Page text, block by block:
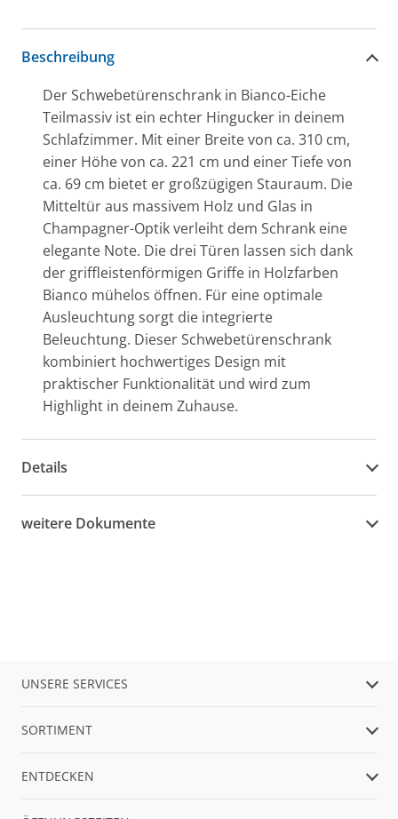
Beschreibung
Der Schwebetürenschrank in Bianco-Eiche
Teilmassiv ist ein echter Hingucker in deinem
Schlafzimmer. Mit einer Breite von ca. 310 cm,
einer Höhe von ca. 221 cm und einer Tiefe von
ca. 69 cm bietet er großzügigen Stauraum. Die
Mitteltür aus massivem Holz und Glas in
Champagner-Optik verleiht dem Schrank eine
elegante Note. Die drei Türen lassen sich dank
der griffleistenförmigen Griffe in Holzfarben
Bianco mühelos öffnen. Für eine optimale
Ausleuchtung sorgt die integrierte
Beleuchtung. Dieser Schwebetürenschrank
kombiniert hochwertiges Design mit
praktischer Funktionalität und wird zum
Highlight in deinem Zuhause.
Details
weitere Dokumente
UNSERE SERVICES
SORTIMENT
ENTDECKEN